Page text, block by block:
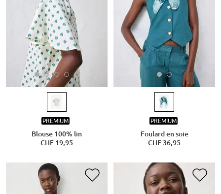
PREMIUM
Blouse 100% lin
CHF 19,95
PREMIUM
Foulard en soie
CHF 36,95